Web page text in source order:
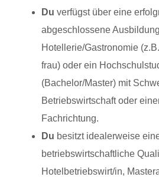
Du verfügst über eine
abgeschlossene
Hotellerie/Gastronomie
frau) oder ein
(Bachelor/Master) mit
Betriebswirtschaft oder
Fachrichtung.
Du besitzt idealerweise
betriebswirtschaftliche
Hotelbetriebswirt/in,